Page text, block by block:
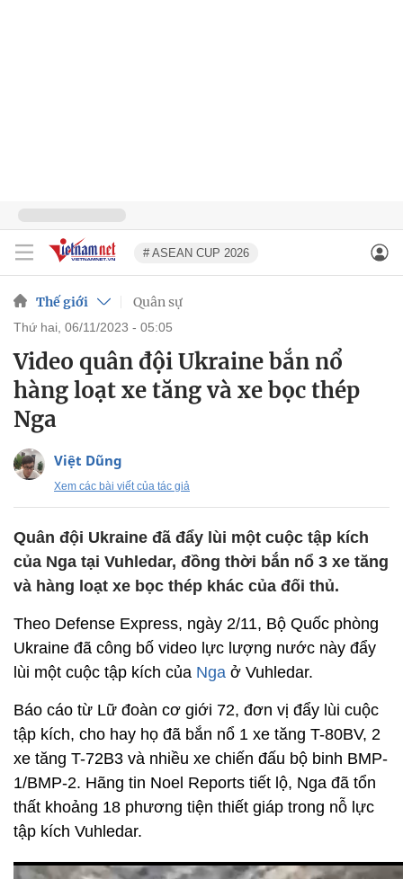
# ASEAN CUP 2026
Thế giới Quân sự
thứ hai, 06/11/2023 - 05:05
Video quân đội Ukraine bắn nổ
hàng loạt xe tăng và xe bọc thép
Nga
Việt Dũng
Xem các bài viết của tác giả
Quân đội Ukraine đã đẩy lùi một cuộc tập kích
của Nga tại Vuhledar, đồng thời bắn nổ 3 xe tăng
và hàng loạt xe bọc thép khác của đối thủ.
Theo Defense Express, ngày 2/11, Bộ Quốc phòng
Ukraine đã công bố video lực lượng nước này đẩy
lùi một cuộc tập kích của Nga ở Vuhledar.
Báo cáo từ Lữ đoàn cơ giới 72, đơn vị đẩy lùi cuộc
tập kích, cho hay họ đã bắn nổ 1 xe tăng T-80BV, 2
xe tăng T-72B3 và nhiều xe chiến đấu bộ binh BMP-
1/BMP-2. Hãng tin Noel Reports tiết lộ, Nga đã tổn
thất khoảng 18 phương tiện thiết giáp trong nỗ lực
tập kích Vuhledar.